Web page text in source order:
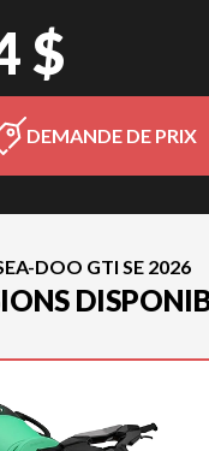
$
DEMANDE DE PRIX
DOO GTI SE 2026